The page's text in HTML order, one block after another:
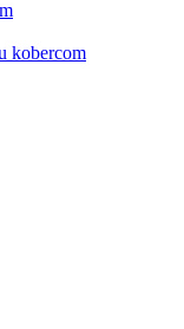
kobercom